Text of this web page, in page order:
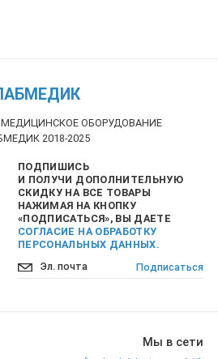
МЕДИЦИНСКОЕ ОБОРУДОВАНИЕ
2018-2025
ПОДПИШИСЬ
И ПОЛУЧИ ДОПОЛНИТЕЛЬНУЮ
СКИДКУ НА ВСЕ ТОВАРЫ
НАЖИМАЯ НА КНОПКУ
«ПОДПИСАТЬСЯ», ВЫ ДАЕТЕ
СОГЛАСИЕ НА ОБРАБОТКУ
ПЕРСОНАЛЬНЫХ ДАННЫХ.
Подписаться
Мы в сети